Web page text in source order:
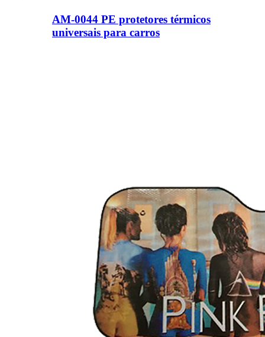
AM-0044 PE protetores térmicos
universais para carros